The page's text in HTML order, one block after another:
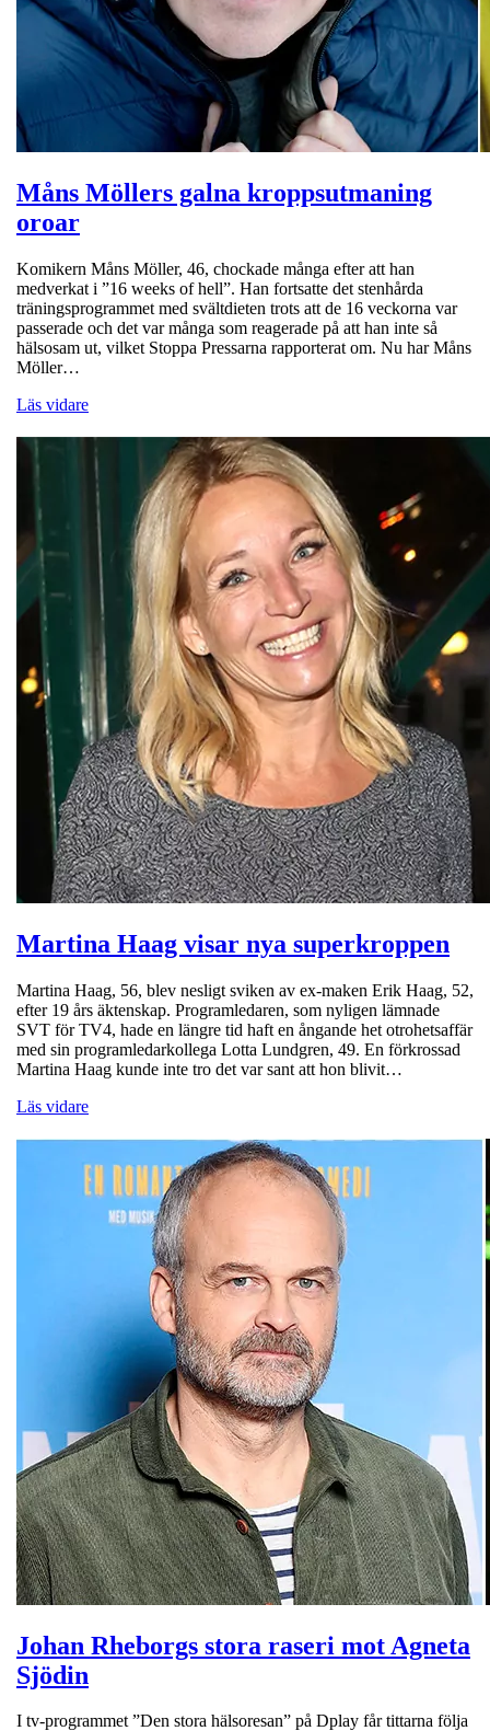
Måns Möllers galna kroppsutmaning
oroar
Komikern Måns Möller, 46, chockade många efter att han
medverkat i ”16 weeks of hell”. Han fortsatte det stenhårda
träningsprogrammet med svältdieten trots att de 16 veckorna var
passerade och det var många som reagerade på att han inte så
hälsosam ut, vilket Stoppa Pressarna rapporterat om. Nu har Måns
Möller…
Läs vidare
Martina Haag visar nya superkroppen
Martina Haag, 56, blev nesligt sviken av ex-maken Erik Haag, 52,
efter 19 års äktenskap. Programledaren, som nyligen lämnade
SVT för TV4, hade en längre tid haft en ångande het otrohetsaffär
med sin programledarkollega Lotta Lundgren, 49. En förkrossad
Martina Haag kunde inte tro det var sant att hon blivit…
Läs vidare
Johan Rheborgs stora raseri mot Agneta
Sjödin
I tv-programmet ”Den stora hälsoresan” på Dplay får tittarna följa